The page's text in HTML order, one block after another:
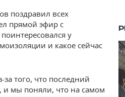
поздравил всех
прямой эфир с
у
и какое сейчас
того, что последний
и мы поняли, что на самом